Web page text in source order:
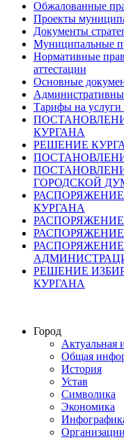
Обжалованные
Проекты
Документы
Муниципальные
Нормативные
аттестации
Основные
Тарифы на
КУРГАНА
РЕШЕНИЕ
ГОРОДСКОЙ
КУРГАНА
РЕШЕНИЕ
КУРГАНА
Город
Актуальная
Общая
История
Устав
Символика
Экономика
Организации